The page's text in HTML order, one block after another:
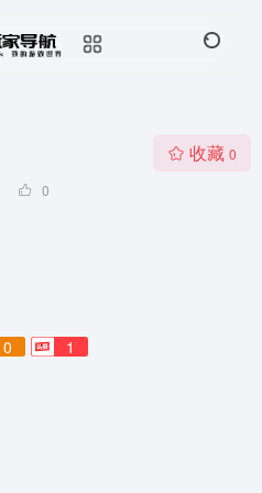
0
收藏 0
0 1